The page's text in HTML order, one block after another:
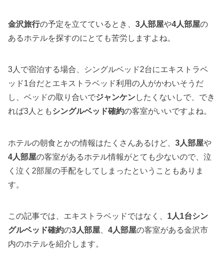
金沢旅行の予定を立てているとき、 3人部屋や4人部屋の
あるホテルを探すのにとても苦労しますよね。
3人で宿泊する場合、シングルベッド2台にエキストラベ
ッド1台だとエキストラベッド利用の人がかわいそうだ
し、ベッドの取り合いでジャンケンしたくないしで、でき
れば3人ともシングルベッド確約の客室がいいですよね。
ホテルの朝食とかの情報はたくさんあるけど、 3人部屋や
4人部屋の客室があるホテル情報がとても少ないので、泣
く泣く2部屋の手配をしてしまったということもありま
す。
この記事では、エキストラベッドではなく、 1人1台シン
グルベッド確約の3人部屋 4人部屋の客室がある金沢市
内のホテルを紹介します。